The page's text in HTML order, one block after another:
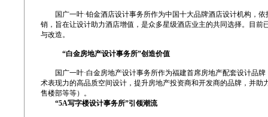
国广一叶·铂金酒店设计事务所作为中国十大品牌酒店设计机构，依
销，旨在让设计助力酒店增值，是众多星级酒店业主的共同选择。目
与改造。
“白金房地产设计事务所”创造价值
国广一叶·白金房地产设计事务所作为福建首席房地产配套设计品牌
术表现力的高品质空间设计，提升房地产投资商和开发商的品牌，并
售楼部等等）。
“5A写字楼设计事务所”引领潮流